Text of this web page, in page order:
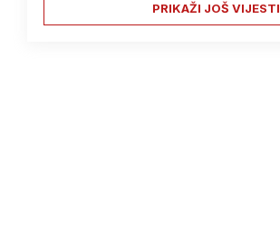
PRIKAŽI JOŠ VIJESTI